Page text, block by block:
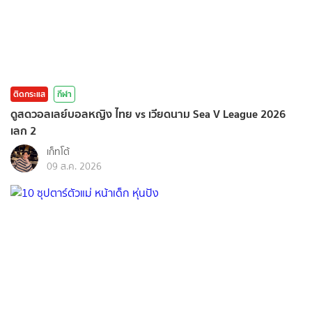
ติดกระแส กีฬา
ดูสดวอลเลย์บอลหญิง ไทย vs เวียดนาม Sea V League 2026
เลก 2
เก็ทโต้
09 ส.ค. 2026